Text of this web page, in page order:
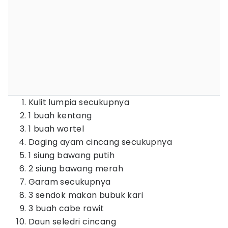
Kulit lumpia secukupnya
1 buah kentang
1 buah wortel
Daging ayam cincang secukupnya
1 siung bawang putih
2 siung bawang merah
Garam secukupnya
3 sendok makan bubuk kari
3 buah cabe rawit
Daun seledri cincang